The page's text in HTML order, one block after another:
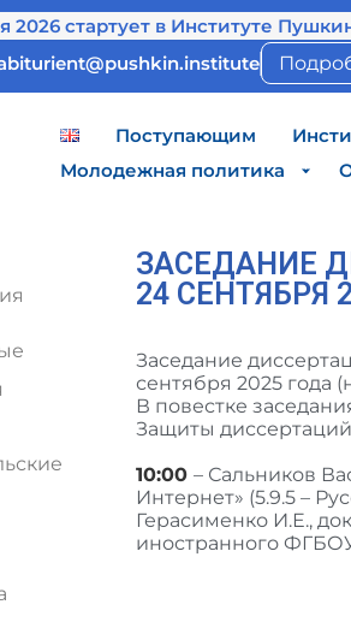
2026 стартует в Институте
Поступающим
Молодежная политика
ЗАСЕДАНИЕ
24 СЕНТЯБРЯ
Заседание
сентября 2025 года
В повестке
Защиты
10:00 – Сальников
Интернет» (5.9.5 –
Герасименко И.Е.,
иностранного